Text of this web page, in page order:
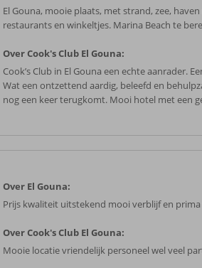
El Gouna, mooie plaats, met strand, zee,
restaurants en winkeltjes. Marina Beach te
Over Cook's Club El Gouna:
Cook’s Club in El Gouna een echte aanrader.
Wat een ontzettend aardig, beleefd en
nog een keer terugkomt. Mooi hotel met een
Over El Gouna:
Prijs kwaliteit uitstekend mooi verblijf en
Over Cook's Club El Gouna:
Mooie locatie vriendelijk personeel wel veel